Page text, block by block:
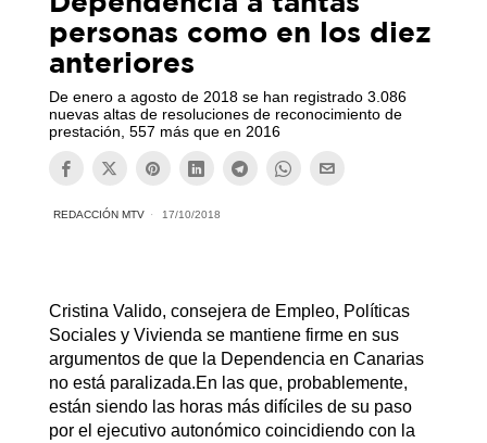
personas como en los diez
anteriores
De enero a agosto de 2018 se han registrado 3.086
nuevas altas de resoluciones de reconocimiento de
prestación, 557 más que en 2016
REDACCIÓN MTV 17/10/2018
Cristina Valido, consejera de Empleo, Políticas
Sociales y Vivienda se mantiene firme en sus
argumentos de que la Dependencia en Canarias
no está paralizada.En las que, probablemente,
están siendo las horas más difíciles de su paso
por el ejecutivo autonómico coincidiendo con la